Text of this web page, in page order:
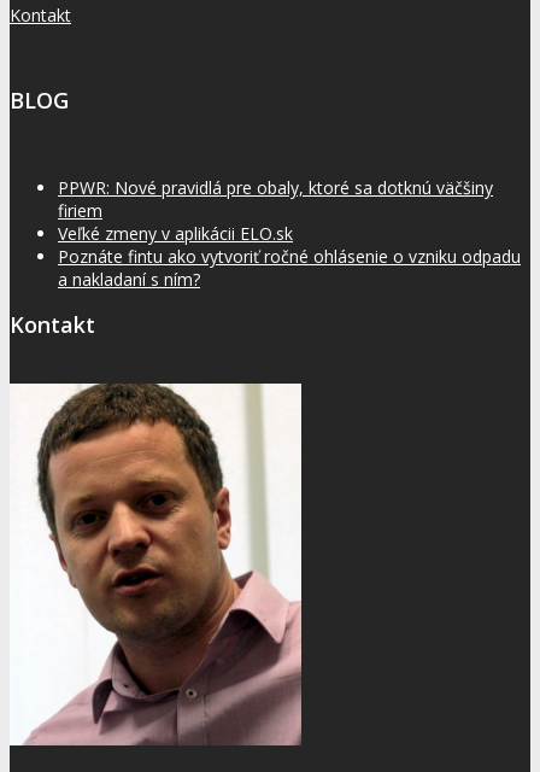
Kontakt
BLOG
PPWR: Nové pravidlá pre obaly, ktoré sa dotknú väčšiny
firiem
Veľké zmeny v aplikácii ELO.sk
Poznáte fintu ako vytvoriť ročné ohlásenie o vzniku odpadu
a nakladaní s ním?
Kontakt